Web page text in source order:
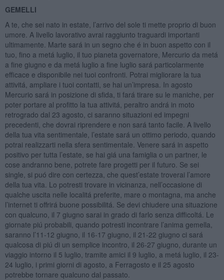
GEMELLI
A te, che sei nato in estate, l’arrivo del sole ti mette proprio di buon
umore. A livello lavorativo avrai raggiunto traguardi importanti
ultimamente. Marte sará in un segno che é in buon aspetto con il
tuo, fino a metá luglio, il tuo pianeta governatore, Mercurio da metá
a fine giugno e da metá luglio a fine luglio sará particolarmente
efficace e disponibile nei tuoi confronti. Potrai migliorare la tua
attivitá, ampliare i tuoi contatti, se hai un’impresa. In agosto
Mercurio sará in posizione di sfida, ti fará tirare su le maniche, per
poter portare al profitto la tua attivitá, peraltro andrá in moto
retrogrado dal 23 agosto, ci saranno situazioni ed impegni
precedenti, che dovrai riprendere e non sará tanto facile. A livello
della tua vita sentimentale, l’estate sará un ottimo periodo, quando
potrai realizzarti nella sfera sentimentale. Venere sará in aspetto
positivo per tutta l’estate, se hai giá una famiglia o un partner, le
cose andranno bene, potrete fare progetti per il futuro. Se sei
single, si puó dire con certezza, che quest’estate troverai l’amore
della tua vita. Lo potresti trovare in vicinanza, nell’occasione di
qualche uscita nelle localitá preferite, mare o montagna, ma anche
l’internet ti offrirá buone possibilitá. Se devi chiudere una situazione
con qualcuno, il 7 giugno sarai in grado di farlo senza difficoltá. Le
giornate piú probabili, quando potresti incontrare l’anima gemella,
saranno l’11-12 giugno, il 16-17 giugno, il 21-22 giugno ci sará
qualcosa di piú di un semplice incontro, il 26-27 giugno, durante un
viaggio intorno il 5 luglio, tramite amici il 9 luglio, a metá luglio, il 23-
24 luglio, i primi giorni di agosto, a Ferragosto e il 25 agosto
potrebbe tornare qualcuno dal passato.